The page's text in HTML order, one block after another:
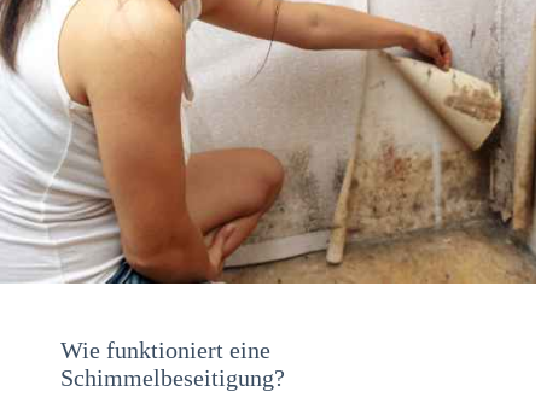
Wie funktioniert eine
Schimmelbeseitigung?